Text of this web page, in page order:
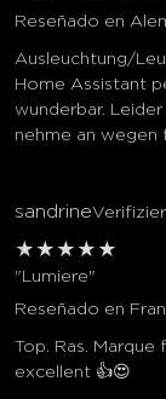
Reseñado en
Ausleuchtung/
Home Assistant
wunderbar.
nehme an wegen
sandrine
★ ★ ★ ★ ★
"Lumiere"
Reseñado en
Top. Ras.
excellent 👍😍